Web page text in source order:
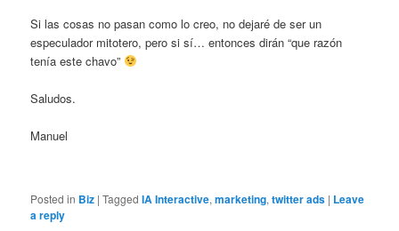
Si las cosas no pasan como lo creo, no dejaré de ser un
especulador mitotero, pero si sí… entonces dirán “que razón
tenía este chavo”
Saludos.
Manuel
Posted in Biz |Tagged IA Interactive,marketing,twitter ads | Leave
a reply